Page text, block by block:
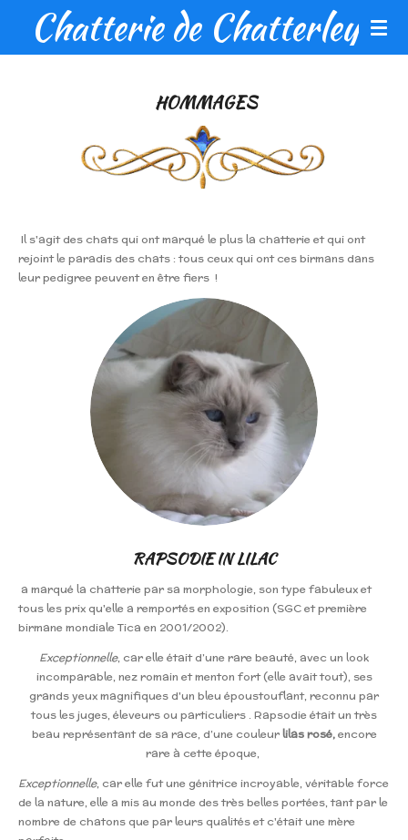
Passer
contenu
Chatterie de Chatterley
HOMMAGES
Il s'agit des chats qui ont marqué le plus la chatterie et qui ont
rejoint le paradis des chats : tous ceux qui ont ces birmans dans
leur pedigree peuvent en être fiers !
RAPSODIE IN LILAC
a marqué la chatterie par sa morphologie, son type fabuleux et
tous les prix qu'elle a remportés en exposition (SGC et première
birmane mondiale Tica en 2001/2002).
Exceptionnelle, car elle était d’une rare beauté, avec un look
incomparable, nez romain et menton fort (elle avait tout), ses
grands yeux magnifiques d'un bleu époustouflant, reconnu par
tous les juges, éleveurs ou particuliers . Rapsodie était un très
beau représentant de sa race, d’une couleurlilas rosé,encore
rare à cette époque,
Exceptionnelle, car elle fut une génitrice incroyable, véritable force
de la nature, elle a mis au monde des très belles portées, tant par le
nombre de chatons que par leurs qualités et c'était une mère